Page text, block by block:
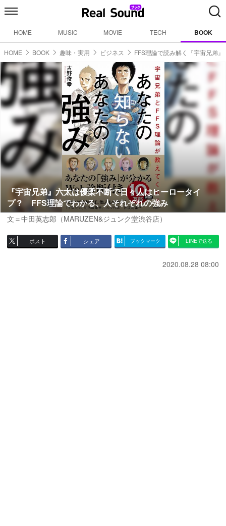
HOME MUSIC MOVIE TECH BOOK
HOME BOOK 趣味・実用 ビジネス FFS理論で読み解く『宇宙兄弟』
『宇宙兄弟』六太は優柔不断で日々人はヒーロータイ
プ？ FFS理論でわかる、人それぞれの強み
文＝中田英志郎（MARUZEN&ジュンク堂渋谷店）
ポスト シェア ブックマーク LINEで送る
2020.08.28 08:00